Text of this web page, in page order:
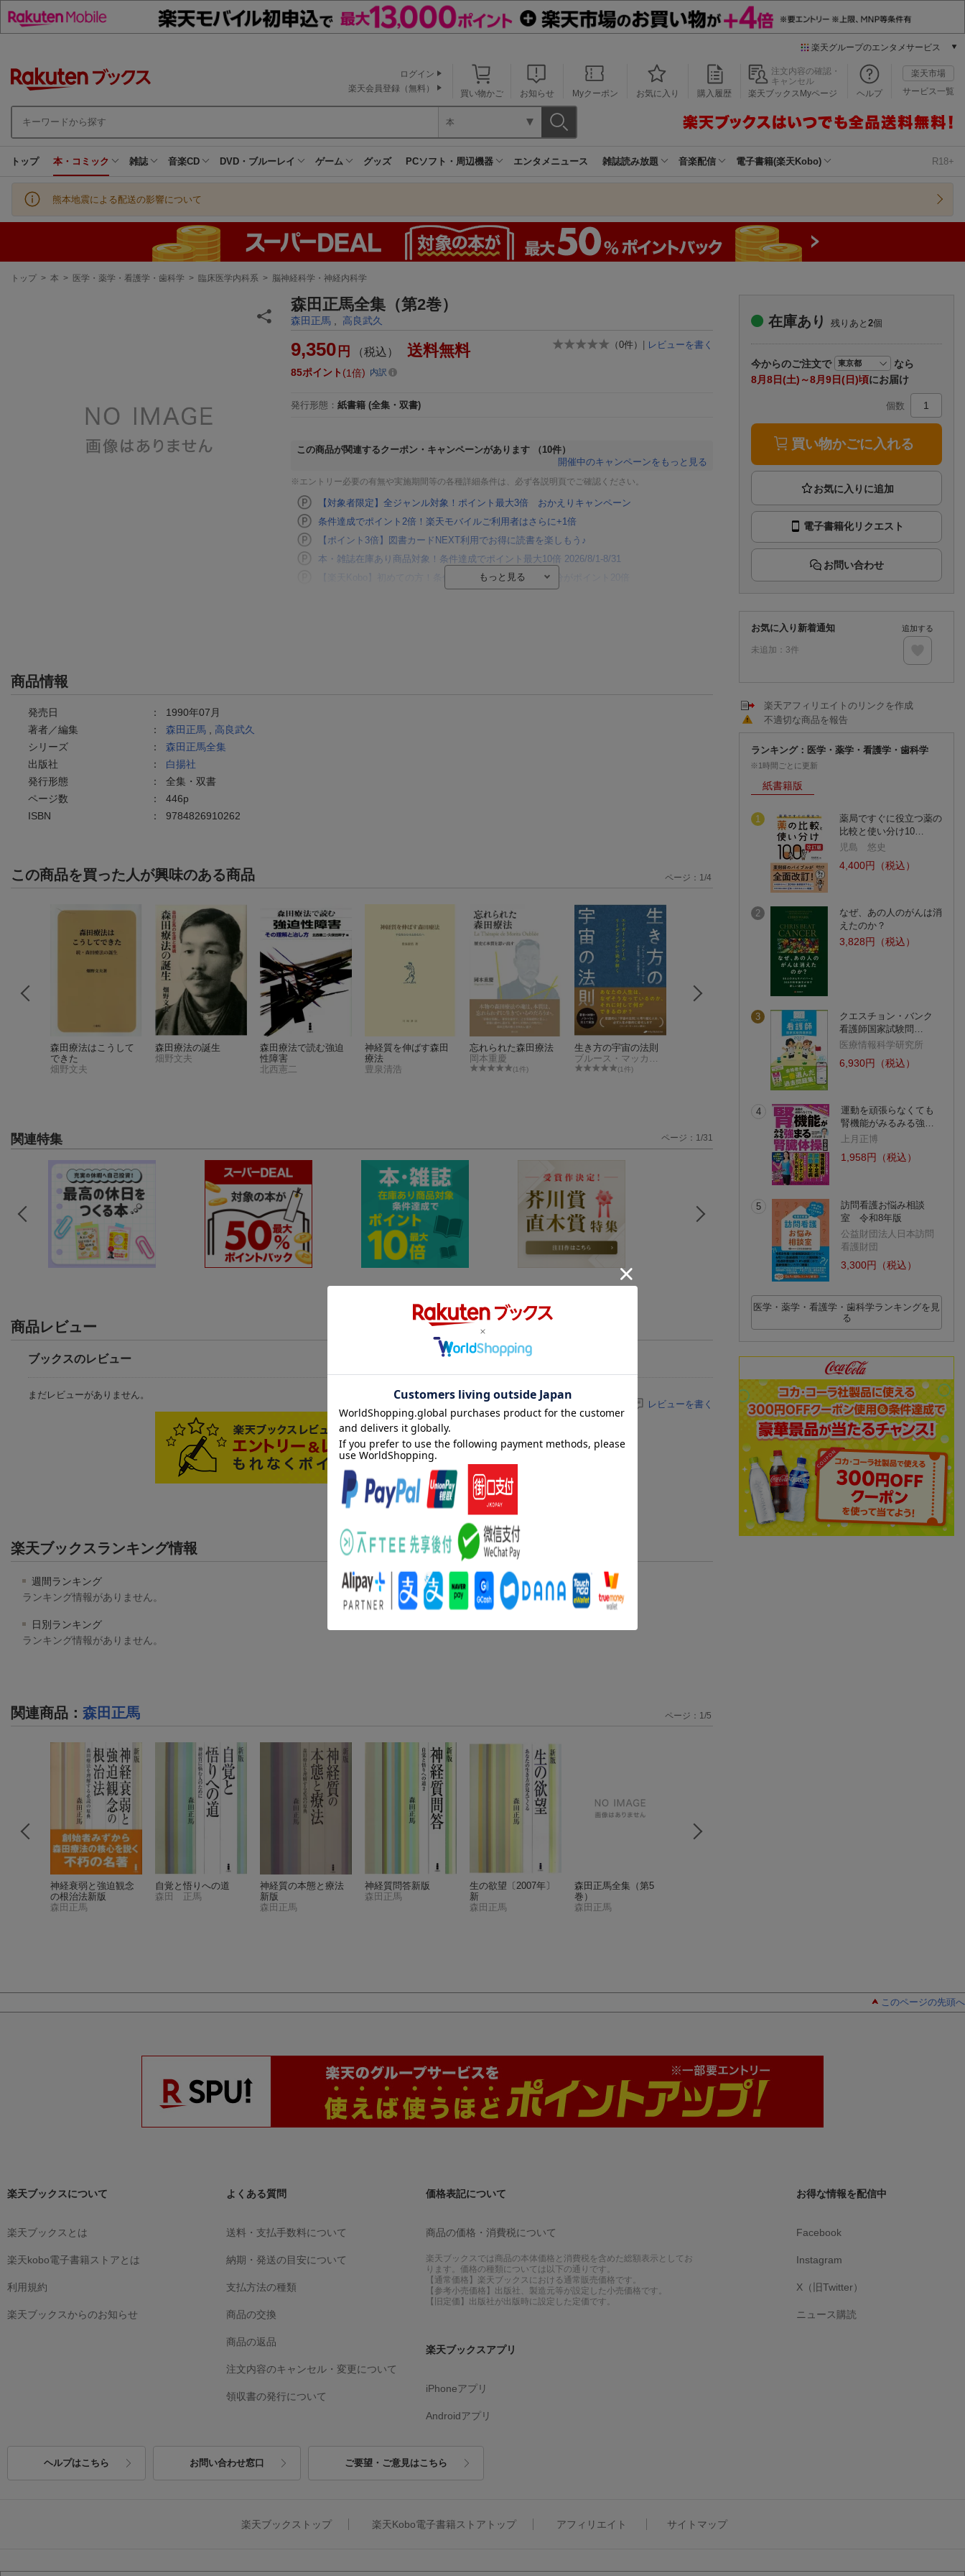
楽天グループのエンタメサービス
本/ゲーム/CD/DVD
楽天ブックス
楽天Kobo
楽天チケット
エンタメニュース
推し楽
買い物かご お知らせ Myクーポン お気に入り 購入履歴
注文内容の確認・
キャンセル
楽天ブックスMyページ
ヘルプ
楽天市場
サービス一覧
ログイン
楽天会員登録（無料）
本
トップ 本・コミック 雑誌 音楽CD DVD・ブルーレイ ゲーム グッズ PCソフト・周辺機器 エンタメニュース 雑誌読み放題 音楽配信 電子書籍(楽天Kobo) R18+
熊本地震による配送の影響について
現
トップ > 本 > 医学・薬学・看護学・歯科学 > 臨床医学内科系 > 脳神経科学・神経内科学
森田正馬全集（第2巻）
森田正馬 高良武久
（0件） | レビューを書く
9,350 円 （税込） 送料無料
85ポイント 1倍 内訳
発行形態 ： 紙書籍 (全集・双書)
この商品が関連するクーポン・キャンペーンがあります
（10件）
開催中のキャンペーンをもっと見る
※エントリー必要の有無や実施期間等の各種詳細条件は、必ず各説明頁でご確認ください。
【対象者限定】全ジャンル対象！ポイント最大3倍 おかえりキャンペーン
条件達成でポイント2倍！楽天モバイルご利用者はさらに+1倍
【ポイント3倍】図書カードNEXT利用でお得に読書を楽しもう♪
本・雑誌在庫あり商品対象！条件達成でポイント最大10倍 2026/8/1-8/31
【楽天Kobo】初めての方！条件達成で楽天ブックス購入分がポイント20倍
商品情報
発売日 ： 1990年07月
著者／編集
： 森田正馬
高良武久
シリーズ
： 森田正馬全集
出版社
： 白揚社
発行形態
： 全集・双書
ページ数
： 446p
ISBN
： 9784826910262
この商品を買った人が興味のある商品
森田療法はこうして
できた
畑野文夫
森田療法の誕生
畑野文夫
森田療法で読む強迫
性障害
北西憲二
神経質を伸ばす森田
療法
豊泉清浩
忘れられた森田療法
岡本重慶
(1件)
生き方の宇宙の法則
(1件)
中小企業診断士 17人
の合格術＆キャリア
プラン
原田 総介
ソウルメイトと
仲間たち
ページ： 1 /4
関連特集 ページ：1/31
商品レビュー
ブックスのレビュー
まだレビューがありません。
レビューを書く
楽天ブックスランキング情報
週間ランキング
ランキング情報がありません。
日別ランキング
ランキング情報がありません。
関連商品 ： 森田正馬
神経衰弱と強迫観念
の根治法新版
森田正馬
自覚と悟りへの道
森田 正馬
神経質の本態と療法
新版
森田正馬
神経質問答新版
森田正馬
生の欲望〔2007年〕
新
森田正馬
森田正馬全集（第5
巻）
森田正馬
ページ： 1 /5
在庫あり 残りあと 2個
今からのご注文で
なら
8月8日(土)～8月9日(日)頃にお届け
個数
買い物かごに入れる
電子書籍化リクエスト
お問い合わせ
お気に入り新着通知
未追加： 3件
追加する
楽天アフィリエイトのリンクを作成
不適切な商品を報告
ランキング：医学・薬学・看護学・歯科学
※1時間ごとに更新
紙書籍版
1
薬局ですぐに役立つ薬の
比較と使い分け10…
児島 悠史
4,400円（税込）
2
なぜ、あの人のがんは消
えたのか？
3,828円（税込）
3
クエスチョン・バンク
看護師国家試験問…
医療情報科学研究所
6,930円（税込）
4
運動を頑張らなくても
腎機能がみるみる強…
上月正博
1,958円（税込）
5
訪問看護お悩み相談
室 令和8年版
公益財団法人日本訪問
看護財団
3,300円（税込）
医学・薬学・看護学・歯科学ランキングを見
る
このページの先頭へ
楽天ブックスについて
楽天ブックスとは
楽天kobo電子書籍ストアとは
利用規約
楽天ブックスからのお知らせ
よくある質問
送料・支払手数料について
納期・発送の目安について
支払方法の種類
商品の交換
商品の返品
注文内容のキャンセル・変更について
領収書の発行について
価格表記について
商品の価格・消費税について
楽天ブックスでは商品の本体価格と消費税を含めた総額表示としてお
ります。価格の種類については以下の通りです。
【通常価格】楽天ブックスにおける通常販売価格です。
【参考小売価格】出版社、製造元等が設定した小売価格です。
【旧定価】出版社が出版時に設定した定価です。
楽天ブックスアプリ
iPhoneアプリ
Androidアプリ
お得な情報を配信中
Facebook
Instagram
X（旧Twitter）
ニュース購読
ヘルプはこちら お問い合わせ窓口 ご要望・ご意見はこちら
楽天ブックストップ 楽天Kobo電子書籍ストアトップ アフィリエイト サイトマップ